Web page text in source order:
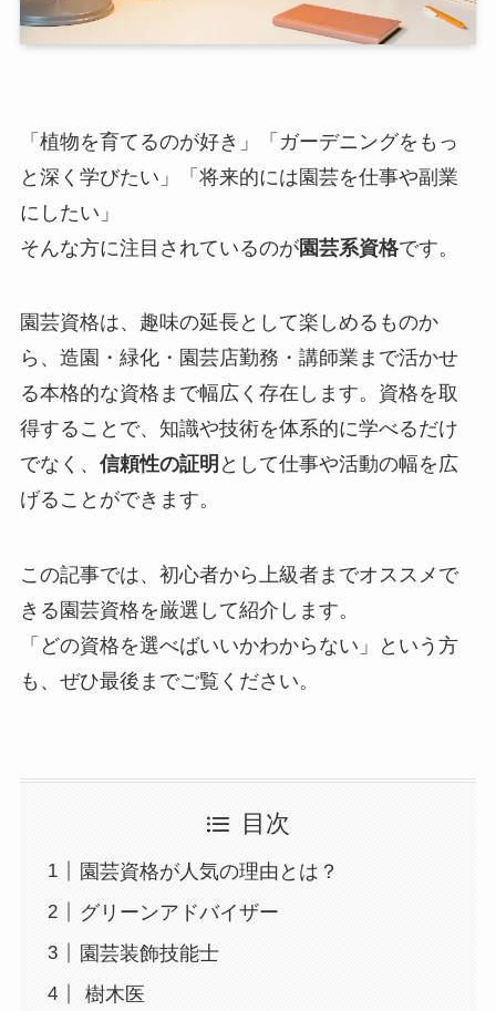
「植物を育てるのが好き」「ガーデニングをもっ
と深く学びたい」「将来的には園芸を仕事や副業
にしたい」
そんな方に注目されているのが園芸系資格です。
園芸資格は、趣味の延長として楽しめるものか
ら、造園・緑化・園芸店勤務・講師業まで活かせ
る本格的な資格まで幅広く存在します。資格を取
得することで、知識や技術を体系的に学べるだけ
でなく、 信頼性の証明 として仕事や活動の幅を広
げることができます。
この記事では、初心者から上級者までオススメで
きる園芸資格を厳選して紹介します。
「どの資格を選べばいいかわからない」という方
も、ぜひ最後までご覧ください。
目次
園芸資格が人気の理由とは？
グリーンアドバイザー
園芸装飾技能士
樹木医